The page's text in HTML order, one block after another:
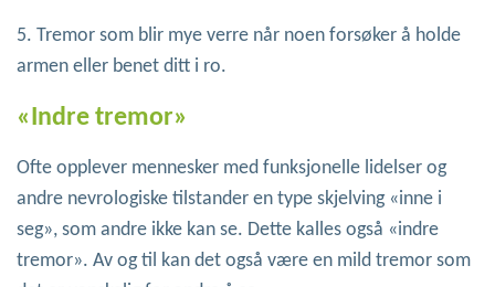
5. Tremor som blir mye verre når noen forsøker å holde
armen eller benet ditt i ro.
«Indre tremor»
Ofte opplever mennesker med funksjonelle lidelser og
andre nevrologiske tilstander en type skjelving «inne i
seg», som andre ikke kan se. Dette kalles også «indre
tremor». Av og til kan det også være en mild tremor som